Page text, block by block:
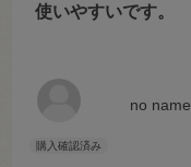
no name
使いやすいです。